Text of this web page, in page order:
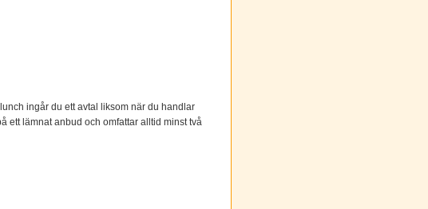
ingår du ett avtal liksom när du handlar
ett lämnat anbud och omfattar alltid minst två